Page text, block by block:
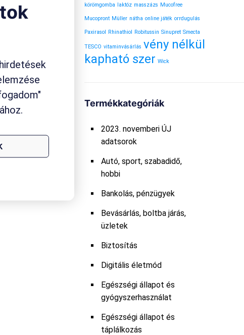
körömgomba laktóz masszázs Mucofree
Mucopront Müller nátha online játék orrdugulás
Paxirasol Rhinathiol Robitussin Sinupret Smecta
TESCO vitaminvásárlás vény nélkül
kapható szer Wick
Termékkategóriák
2023. novemberi ÚJ
adatsorok
Autó, sport, szabadidő,
hobbi
Bankolás, pénzügyek
Bevásárlás, boltba járás,
üzletek
Biztosítás
Digitális életmód
Egészségi állapot és
gyógyszerhasználat
Egészségi állapot és
táplálkozás